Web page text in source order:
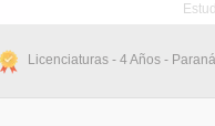
Licenciaturas - 4 Años - Paraná